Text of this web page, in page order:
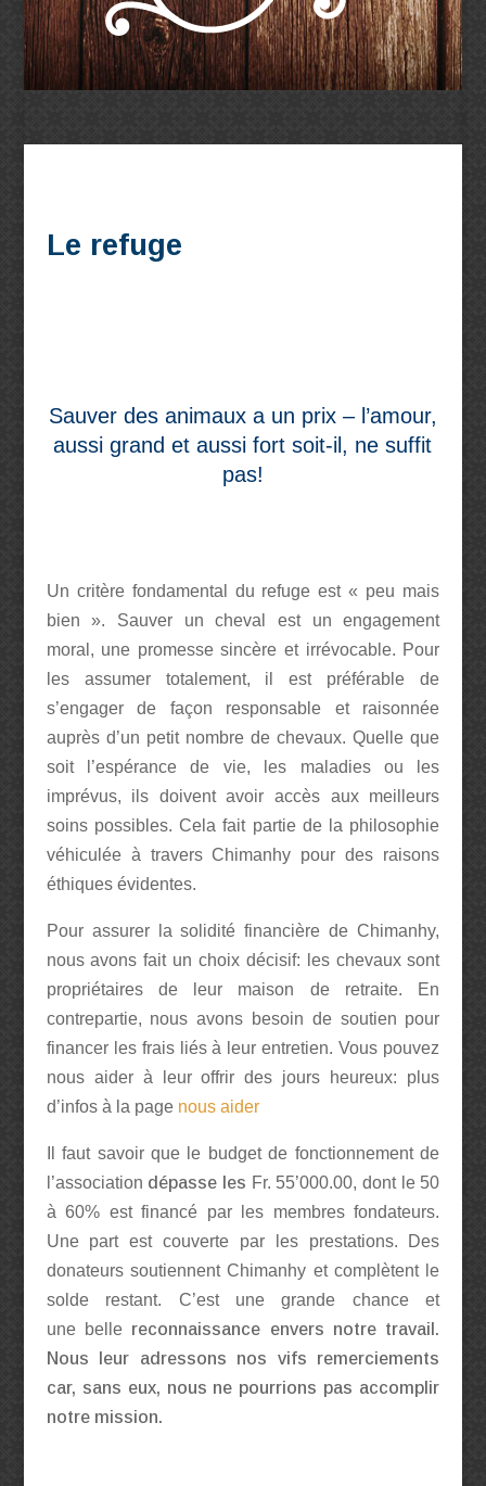
Le refuge
Sauver des animaux a un prix – l’amour,
aussi grand et aussi fort soit-il, ne suffit
pas!
Un critère fondamental du refuge est « peu mais
bien ». Sauver un cheval est un engagement
moral, une promesse sincère et irrévocable. Pour
les assumer totalement, il est préférable de
s’engager de façon responsable et raisonnée
auprès d’un petit nombre de chevaux. Quelle que
soit l’espérance de vie, les maladies ou les
imprévus, ils doivent avoir accès aux meilleurs
soins possibles. Cela fait partie de la philosophie
véhiculée à travers Chimanhy pour des raisons
éthiques évidentes.
Pour assurer la solidité financière de Chimanhy,
nous avons fait un choix décisif: les chevaux sont
propriétaires de leur maison de retraite. En
contrepartie, nous avons besoin de soutien pour
financer les frais liés à leur entretien. Vous pouvez
nous aider à leur offrir des jours heureux: plus
d’infos à la page nous aider
Il faut savoir que le budget de fonctionnement de
l’association dépasse les Fr. 55’000.00, dont le 50
à 60% est financé par les membres fondateurs.
Une part est couverte par les prestations. Des
donateurs soutiennent Chimanhy et complètent le
solde restant. C’est une grande chance et
une
bellereconnaissance envers notre travail.
Nous leur adressons nos vifs remerciements
car, sans eux, nous ne pourrions pas accomplir
notre mission.